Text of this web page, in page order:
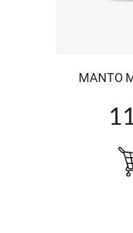
MANTO